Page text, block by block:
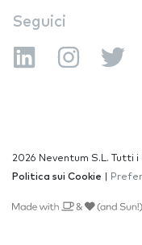
Seguici
2026 Neventum S.L. Tutti
Politica sui Cookie